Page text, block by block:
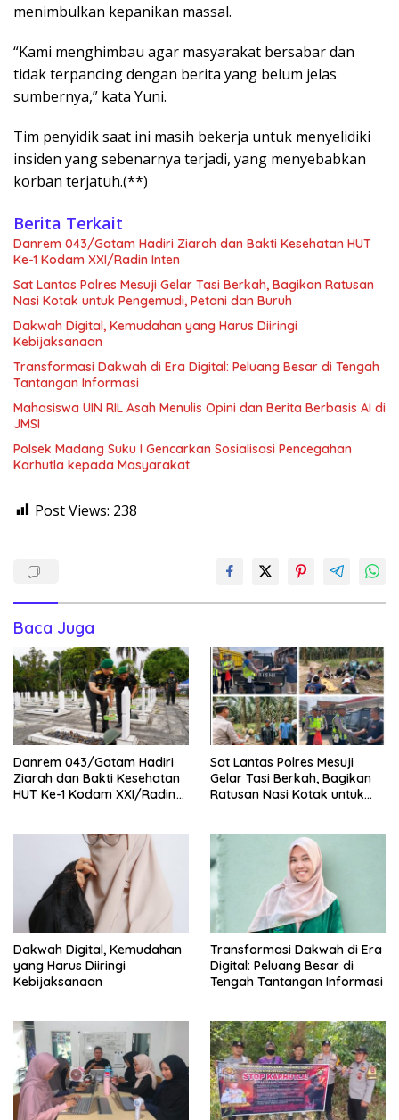
menimbulkan kepanikan massal.
“Kami menghimbau agar masyarakat bersabar dan
tidak terpancing dengan berita yang belum jelas
sumbernya,” kata Yuni.
Tim penyidik saat ini masih bekerja untuk menyelidiki
insiden yang sebenarnya terjadi, yang menyebabkan
korban terjatuh.(**)
Berita Terkait
Danrem 043/Gatam Hadiri Ziarah dan Bakti Kesehatan HUT
Ke-1 Kodam XXI/Radin Inten
Sat Lantas Polres Mesuji Gelar Tasi Berkah, Bagikan Ratusan
Nasi Kotak untuk Pengemudi, Petani dan Buruh
Dakwah Digital, Kemudahan yang Harus Diiringi
Kebijaksanaan
Transformasi Dakwah di Era Digital: Peluang Besar di Tengah
Tantangan Informasi
Mahasiswa UIN RIL Asah Menulis Opini dan Berita Berbasis AI di
JMSI
Polsek Madang Suku I Gencarkan Sosialisasi Pencegahan
Karhutla kepada Masyarakat
Post Views: 238
Baca Juga
Danrem 043/Gatam Hadiri
Ziarah dan Bakti Kesehatan
HUT Ke-1 Kodam XXI/Radin
Sat Lantas Polres Mesuji
Gelar Tasi Berkah, Bagikan
Ratusan Nasi Kotak untuk
Dakwah Digital, Kemudahan
yang Harus Diiringi
Kebijaksanaan
Transformasi Dakwah di Era
Digital: Peluang Besar di
Tengah Tantangan Informasi